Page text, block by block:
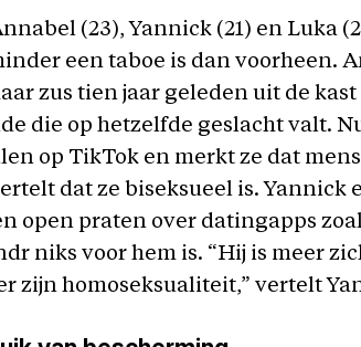
(23), Yannick (21) en Luka
een taboe is dan voorheen.
zus tien jaar geleden uit de
die op hetzelfde geslacht valt.
op TikTok en merkt ze dat
dat ze biseksueel is. Yannick
open praten over datingapps
niks voor hem is. “Hij is meer
zijn homoseksualiteit,” vertelt